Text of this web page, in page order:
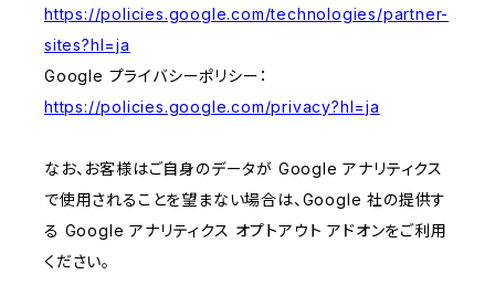
https://policies.google.com/technologies/partner-
sites?hl=ja
Google プライバシーポリシー：
https://policies.google.com/privacy?hl=ja
なお、お客様はご自身のデータが Google アナリティクス
で使用されることを望まない場合は、Google 社の提供す
る Google アナリティクス オプトアウト アドオンをご利用
ください。